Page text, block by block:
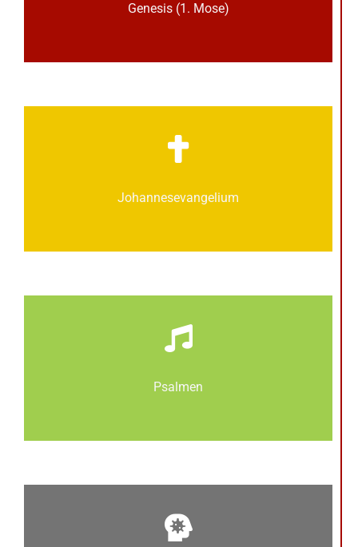
Genesis (1. Mose)
Johannes­­evangelium
Psalmen